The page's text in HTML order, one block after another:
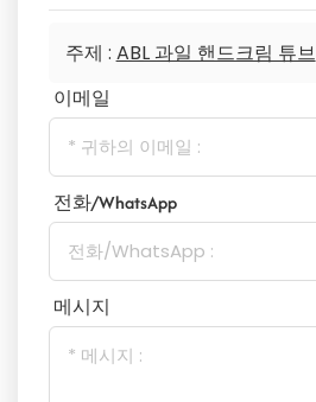
주제 : ABL 과일 핸드크림 튜브
이메일
전화/WhatsApp
메시지